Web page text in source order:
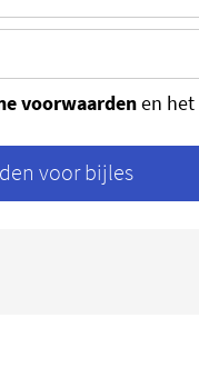
voorwaardenen het
voor bijles